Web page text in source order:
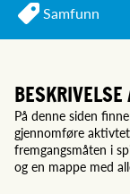
Samfunn
På denne siden
gjennomføre
fremgangsmåten i
og en mappe med